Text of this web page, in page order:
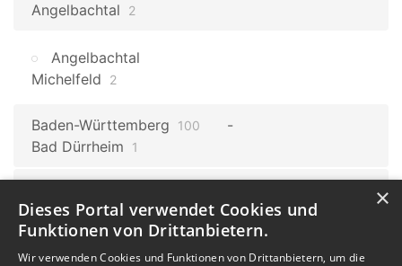
Angelbachtal 2
Angelbachtal
Michelfeld
2
Baden-Württemberg 100
Bad Dürrheim 1
Königsfeld im Schwarzwald 1
Baden-Württemberg 100
×
Dieses Portal verwendet Cookies und
Funktionen von Drittanbietern.
Wir verwenden Cookies und Funktionen von Drittanbietern, um die